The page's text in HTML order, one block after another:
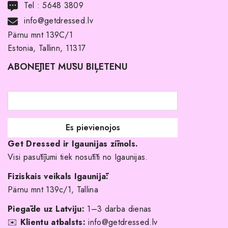
Noma ar pirkuma tiesībām
Par mums
Pirkuma noteikumi un nosacījumi
Atgriešanas politika
Līgavas družiņu kleitas
Veikali
Kāpēc izvēlēties mūs?
Tel :5648 3809
info@getdressed.lv
Pärnu mnt 139C/1
Estonia, Tallinn, 11317
ABONĒJIET MŪSU BIĻETENU
Get Dressed ir Igaunijas zīmols.
Visi pasūtījumi tiek nosūtīti no Igaunijas.
Fiziskais veikals Igaunijā:
Pärnu mnt 139c/1, Tallina
Piegāde uz Latviju: 1–3 darba dienas
✉️ Klientu atbalsts: info@getdressed.lv